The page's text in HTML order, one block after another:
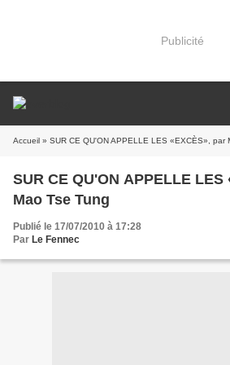
Publicité
Accueil » SUR CE QU'ON APPELLE LES «EXCÈS», par
SUR CE QU'ON APPELLE LES
Mao Tse Tung
Publié le 17/07/2010 à 17:28
Par Le Fennec